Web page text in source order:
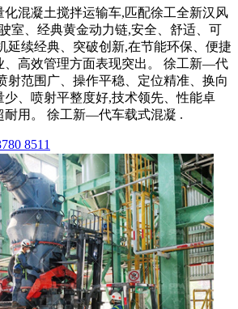
化混凝土搅拌运输车,匹配徐工全新汉风
室、经典黄金动力链,安全、舒适、可
延续经典、突破创新,在节能环保、便捷
、高效管理方面表现突出。 徐工新—代
射范围广、操作平稳、定位精准、换向
少、喷射平整度好,技术领先、性能卓
耐用。 徐工新—代车载式混凝 .
8511